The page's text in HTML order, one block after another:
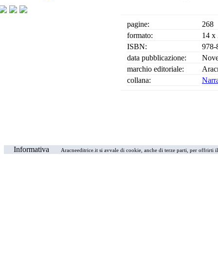
pagine:
268
formato:
14 x
ISBN:
978-
data pubblicazione:
marchio editoriale:
collana:
Informativa Aracneeditrice.it si avvale di cookie, anche di terze parti, per